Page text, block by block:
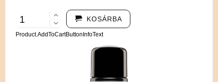
KOSÁRBA
Product.AddToCartButtonInfoText